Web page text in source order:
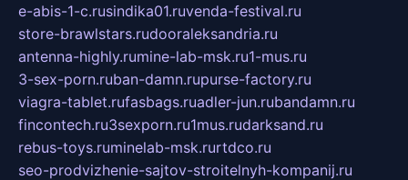
e-abis-1-c.rusindika01.ruvenda-festival.ru
store-brawlstars.rudooraleksandria.ru
antenna-highly.rumine-lab-msk.ru1-mus.ru
3-sex-porn.ruban-damn.rupurse-factory.ru
viagra-tablet.rufasbags.ruadler-jun.rubandamn.ru
fincontech.ru3sexporn.ru1mus.rudarksand.ru
rebus-toys.ruminelab-msk.rurtdco.ru
seo-prodvizhenie-sajtov-stroitelnyh-kompanij.ru